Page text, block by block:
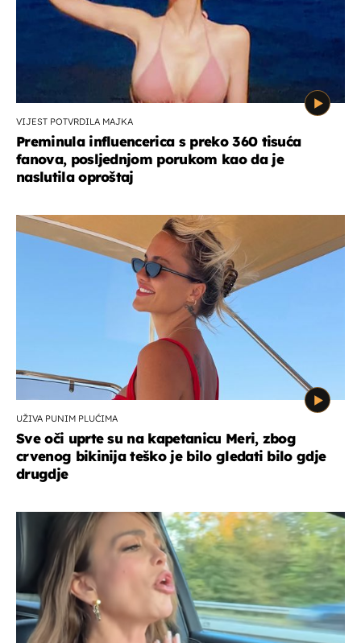
VIJEST POTVRDILA MAJKA
Preminula influencerica s preko 360 tisuća
fanova, posljednjom porukom kao da je
naslutila oproštaj
UŽIVA PUNIM PLUĆIMA
Sve oči uprte su na kapetanicu Meri, zbog
crvenog bikinija teško je bilo gledati bilo gdje
drugdje